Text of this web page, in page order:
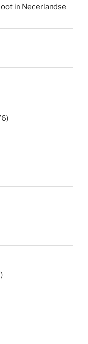
in Nederlandse